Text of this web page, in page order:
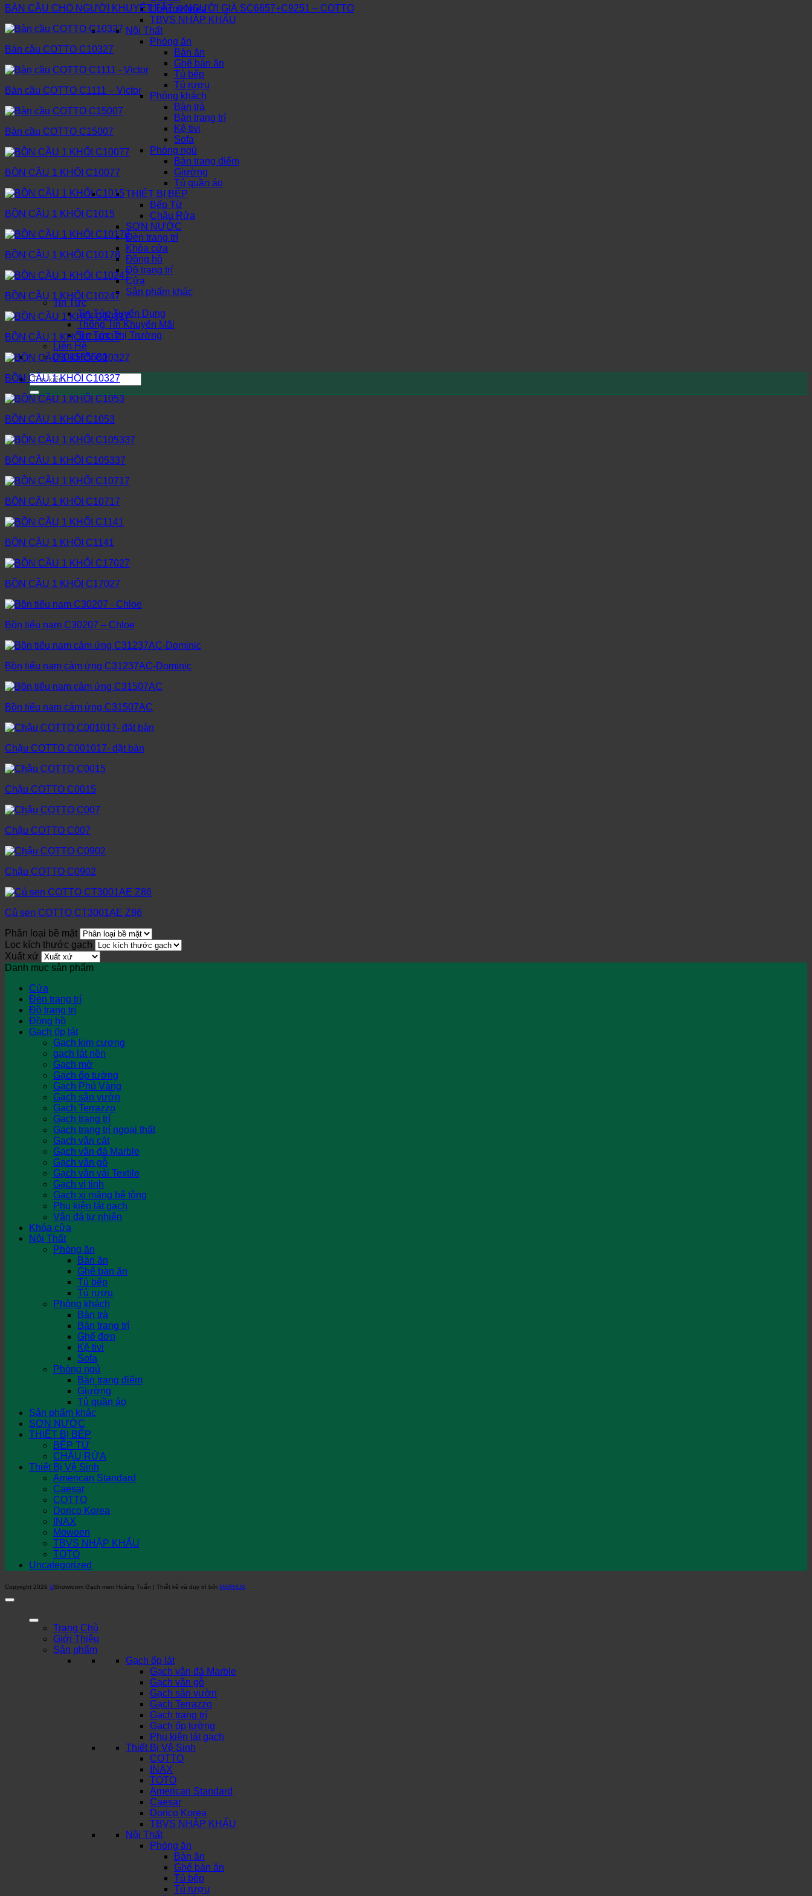
Dorico Korea
TBVS NHẬP KHẨU
Nội Thất
Phòng ăn
Bàn ăn
Ghế bàn ăn
Tủ bếp
Tủ rượu
Phòng khách
Bàn trà
Bàn trang trí
Kệ tivi
Sofa
Phòng ngủ
Bàn trang điểm
Giường
Tủ quần áo
THIẾT BỊ BẾP
Bếp Từ
Chậu Rửa
SƠN NƯỚC
Đèn trang trí
Khóa cửa
Đồng hồ
Đồ trang trí
Cửa
Sản phẩm khác
Tin Tức
Tin Tức Tuyển Dụng
Thông Tin Khuyến Mãi
Tin Tức Thị Trường
Liên Hệ
0901555580
Tìm
kiếm:
BÀN CẦU CHO NGƯỜI KHUYẾT TẬT & NGƯỜI GIÀ SC6657+C9251 – COTTO
Bàn cầu COTTO C10327
Bàn cầu COTTO C1111 – Victor
Bàn cầu COTTO C15007
BỒN CẦU 1 KHỐI C10077
BỒN CẦU 1 KHỐI C1015
BỒN CẦU 1 KHỐI C10178
BỒN CẦU 1 KHỐI C10247
BỒN CẦU 1 KHỐI C10317
BỒN CẦU 1 KHỐI C10327
BỒN CẦU 1 KHỐI C1053
BỒN CẦU 1 KHỐI C105337
BỒN CẦU 1 KHỐI C10717
BỒN CẦU 1 KHỐI C1141
BỒN CẦU 1 KHỐI C17027
Bồn tiểu nam C30207 – Chloe
Bồn tiểu nam cảm ứng C31237AC-Dominic
Bồn tiểu nam cảm ứng C31507AC
Chậu COTTO C001017- đặt bàn
Chậu COTTO C0015
Chậu COTTO C007
Chậu COTTO C0902
Củ sen COTTO CT3001AE Z86
Phân loại bề mặt
Lọc kích thước gạch
Xuất xứ
Danh mục sản phẩm
Cửa
Đèn trang trí
Đồ trang trí
Đồng hồ
Gạch ốp lát
Gạch kim cương
gạch lát nền
Gạch mờ
Gạch ốp tường
Gạch Phủ Vàng
Gạch sân vườn
Gạch Terrazzo
Gạch trang trí
Gạch trang trí ngoại thất
Gạch vân cát
Gạch vân đá Marble
Gạch vân gỗ
Gạch vân vải Textile
Gạch vi tinh
Gạch xi măng bê tông
Phụ kiện lát gạch
Vân đá tự nhiên
Khóa cửa
Nội Thất
Phòng ăn
Bàn ăn
Ghế bàn ăn
Tủ bếp
Tủ rượu
Phòng khách
Bàn trà
Bàn trang trí
Ghế đơn
Kệ tivi
Sofa
Phòng ngủ
Bàn trang điểm
Giường
Tủ quần áo
Sản phẩm khác
SƠN NƯỚC
THIẾT BỊ BẾP
BẾP TỪ
CHẬU RỬA
Thiết Bị Vệ Sinh
American Standard
Caesar
COTTO
Dorico Korea
INAX
Mowoen
TBVS NHẬP KHẨU
TOTO
Uncategorized
Copyright 2026 ©Showroom Gạch men Hoàng Tuấn | Thiết kế và duy trì bởi MARHUB
Trang Chủ
Giới Thiệu
Sản phẩm
Gạch ốp lát
Gạch vân đá Marble
Gạch vân gỗ
Gạch sân vườn
Gạch Terrazzo
Gạch trang trí
Gạch ốp tường
Phụ kiện lát gạch
Thiết Bị Vệ Sinh
COTTO
INAX
TOTO
American Standard
Caesar
Dorico Korea
TBVS NHẬP KHẨU
Nội Thất
Phòng ăn
Bàn ăn
Ghế bàn ăn
Tủ bếp
Tủ rượu